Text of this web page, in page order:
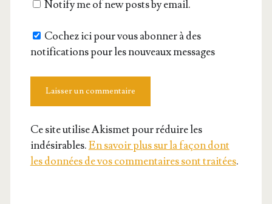
Notify me of new posts by email.
Cochez ici pour vous abonner à des
notifications pour les nouveaux messages
Ce site utilise Akismet pour réduire les
indésirables.En savoir plus sur la façon dont
les données de vos commentaires sont traitées.